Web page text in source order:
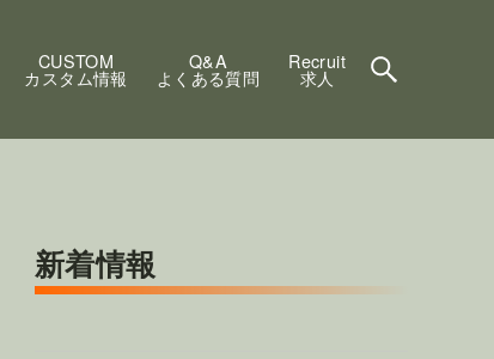
CUSTOM
カスタム情報
Q&A
よくある質問
Recruit
求人
新着情報